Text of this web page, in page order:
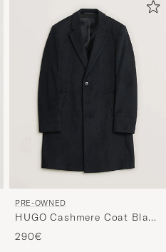
PRE-OWNED
HUGO Cashmere Coat Black
46
290€